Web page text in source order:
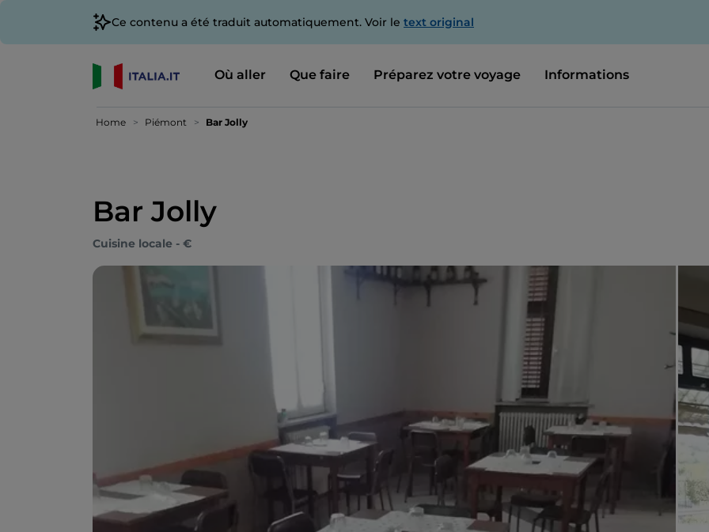
Ce contenu a été traduit automatiquement. Voir le text original
Où aller Que faire Préparez votre voyage Informations
Home Piémont Bar Jolly
Bar Jolly
Cuisine locale - €